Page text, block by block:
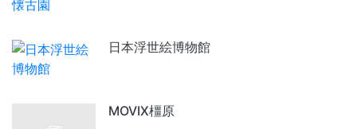
日本浮世絵博物館
MOVIX橿原